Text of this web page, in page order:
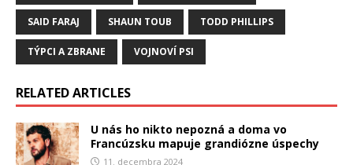
SAID FARAJ SHAUN TOUB TODD PHILLIPS
TÝPCI A ZBRANE VOJNOVÍ PSI
RELATED ARTICLES
U nás ho nikto nepozná a doma vo
Francúzsku mapuje grandiózne úspechy
11. decembra 2024